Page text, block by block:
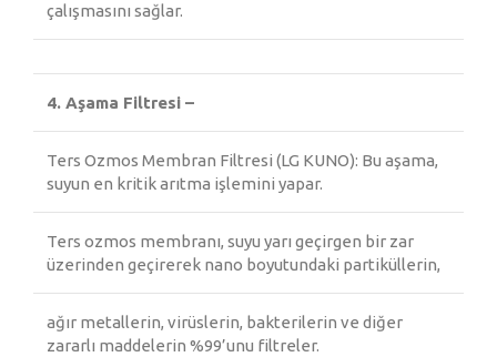
çalışmasını sağlar.
4. Aşama Filtresi –
Ters Ozmos Membran Filtresi (LG KUNO): Bu aşama,
suyun en kritik arıtma işlemini yapar.
Ters ozmos membranı, suyu yarı geçirgen bir zar
üzerinden geçirerek nano boyutundaki partiküllerin,
ağır metallerin, virüslerin, bakterilerin ve diğer
zararlı maddelerin %99’unu filtreler.